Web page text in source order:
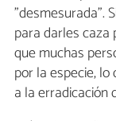
"desmesurada".
para darles caza
que muchas
por la especie,
a la erradicación